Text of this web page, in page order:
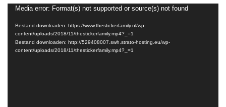
Videospeler
Media error: Format(s) not supported or source(s) not found
Bestand downloaden: https://www.thestickerfamily.nl/wp-
content/uploads/2018/11/thestickerfamily.mp4?_=1
Bestand downloaden: http://529408007.swh.strato-hosting.eu/wp-
content/uploads/2018/11/thestickerfamily.mp4?_=1